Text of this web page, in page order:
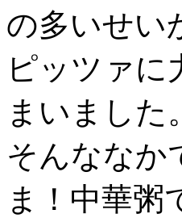
の多いせい
ピッツァに
まいました。
そんななか
ま！中華粥